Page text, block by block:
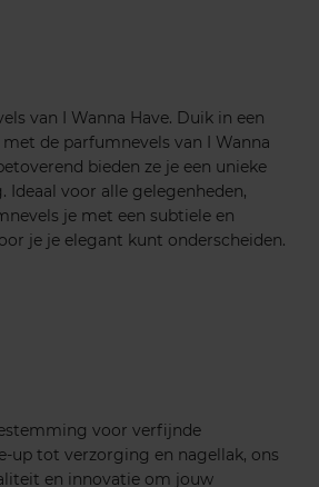
van I Wanna Have. Duik in een
de parfumnevels van I Wanna
bieden ze je een unieke
Ideaal voor alle gelegenheden,
je met een subtiele en
je je elegant kunt onderscheiden.
voor verfijnde
up tot verzorging en nagellak, ons
en innovatie om jouw